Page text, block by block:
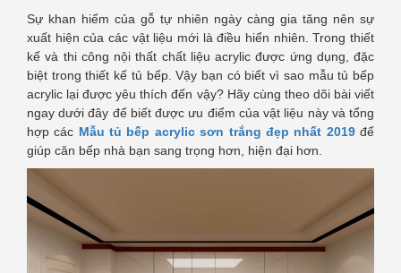
Sự khan hiếm của gỗ tự nhiên ngày càng gia tăng nên sự
xuất hiện của các vật liệu mới là điều hiển nhiên. Trong thiết
kế và thi công nội thất chất liệu acrylic được ứng dụng, đặc
biệt trong thiết kế tủ bếp. Vậy bạn có biết vì sao mẫu tủ bếp
acrylic lại được yêu thích đến vậy? Hãy cùng theo dõi bài viết
ngay dưới đây để biết được ưu điểm của vật liệu này và tổng
hợp các Mẫu tủ bếp acrylic sơn trắng đẹp nhất 2019để
giúp căn bếp nhà bạn sang trọng hơn, hiện đại hơn.